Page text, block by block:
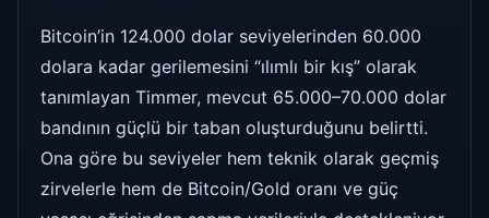
Bitcoin’in 124.000 dolar seviyelerinden 60.000
dolara kadar gerilemesini “ılımlı bir kış” olarak
tanımlayan Timmer, mevcut 65.000–70.000 dolar
bandının güçlü bir taban oluşturduğunu belirtti.
Ona göre bu seviyeler hem teknik olarak geçmiş
zirvelerle hem de Bitcoin/Gold oranı ve güç